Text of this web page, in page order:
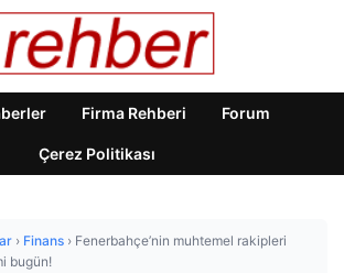
Firma Rehberi Forum
Çerez Politikası
› Finans › Fenerbahçe’nin muhtemel rakipleri
bugün!